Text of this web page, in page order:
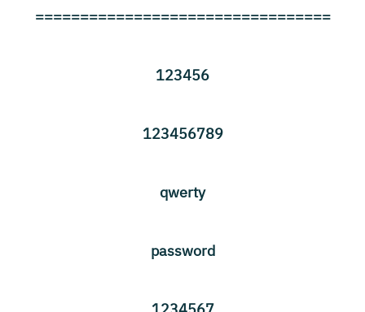
=================================
123456
123456789
qwerty
password